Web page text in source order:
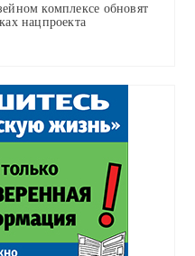
комплексе обновят
нацпроекта